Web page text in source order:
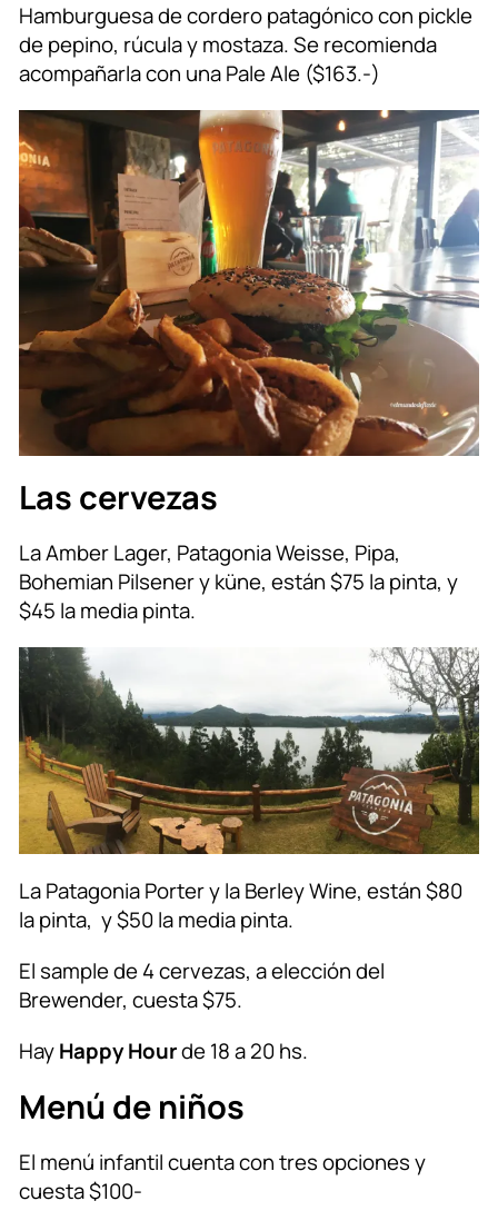
Hamburguesa de cordero patagónico con pickle
de pepino, rúcula y mostaza. Se recomienda
acompañarla con una Pale Ale ($163.-)
Las cervezas
La Amber Lager, Patagonia Weisse, Pipa,
Bohemian Pilsener y küne, están $75 la pinta, y
$45 la media pinta.
La Patagonia Porter y la Berley Wine, están $80
la pinta, y $50 la media pinta.
El sample de 4 cervezas, a elección del
Brewender, cuesta $75.
HayHappy Hourde 18 a 20 hs.
Menú de niños
El menú infantil cuenta con tres opciones y
cuesta $100-